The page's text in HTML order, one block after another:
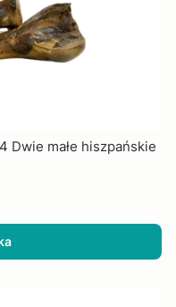
Dwie małe hiszpańskie